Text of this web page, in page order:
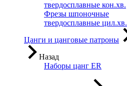
твердосплавные кон.хв.
Фрезы шпоночные
твердосплавные цил.хв.
Цанги и цанговые патроны
Назад
Наборы цанг ER